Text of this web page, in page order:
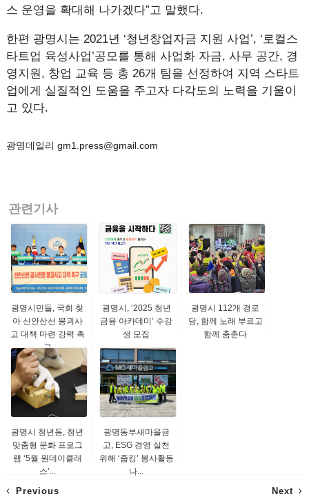
스 운영을 확대해 나가겠다”고 말했다.
한편 광명시는 2021년 ‘청년창업자금 지원 사업’, ‘로컬스
타트업 육성사업’공모를 통해 사업화 자금, 사무 공간, 경
영지원, 창업 교육 등 총 26개 팀을 선정하여 지역 스타트
업에게 실질적인 도움을 주고자 다각도의 노력을 기울이
고 있다.
광명데일리 gm1.press@gmail.com
관련기사
광명시민들, 국회 찾
아 신안산선 붕괴사
고 대책 마련 강력 촉
구
광명시, ‘2025 청년
금융 아카데미’ 수강
생 모집
광명시 112개 경로
당, 함께 노래 부르고
함께 춤춘다
광명시 청년동, 청년
맞춤형 문화 프로그
램 ‘5월 원데이클래
스’...
광명동부새마을금
고, ESG 경영 실천
위해 ‘줍킹’ 봉사활동
나...
Next
Previous